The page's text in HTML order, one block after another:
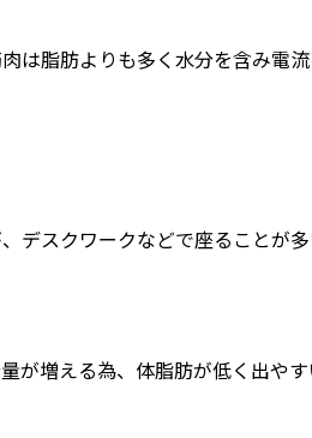
は脂肪よりも多く水分を含み電
スクワークなどで座ることが
増える為、体脂肪が低く出やす